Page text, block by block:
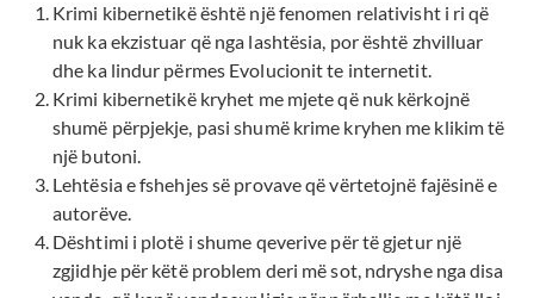
Krimi kibernetikë është një fenomen relativisht i ri që
nuk ka ekzistuar që nga lashtësia, por është zhvilluar
dhe ka lindur përmes Evolucionit te internetit.
Krimi kibernetikë kryhet me mjete që nuk kërkojnë
shumë përpjekje, pasi shumë krime kryhen me klikim të
një butoni.
Lehtësia e fshehjes së provave që vërtetojnë fajësinë e
autorëve.
Dështimi i plotë i shume qeverive për të gjetur një
zgjidhje për këtë problem deri më sot, ndryshe nga disa